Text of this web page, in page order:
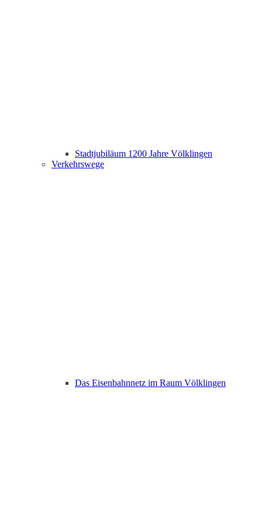
Stadtjubiläum 1200 Jahre Völklingen
Verkehrswege
Das Eisenbahnnetz im Raum Völklingen